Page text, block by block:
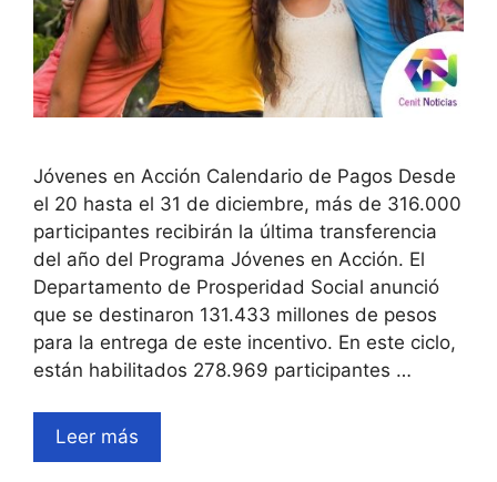
Jóvenes en Acción Calendario de Pagos Desde
el 20 hasta el 31 de diciembre, más de 316.000
participantes recibirán la última transferencia
del año del Programa Jóvenes en Acción. El
Departamento de Prosperidad Social anunció
que se destinaron 131.433 millones de pesos
para la entrega de este incentivo. En este ciclo,
están habilitados 278.969 participantes …
Leer más